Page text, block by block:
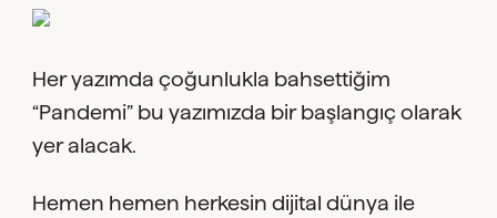
Her yazımda çoğunlukla bahsettiğim
“Pandemi” bu yazımızda bir başlangıç olarak
yer alacak.
Hemen hemen herkesin dijital dünya ile